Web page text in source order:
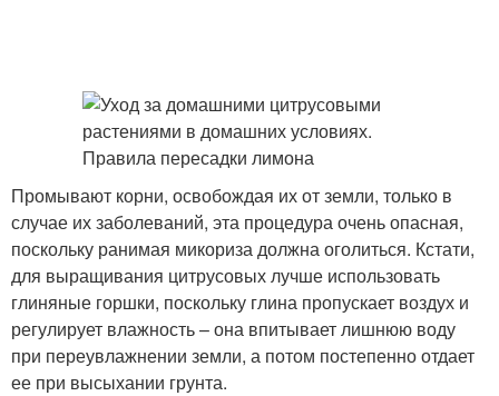
Промывают корни, освобождая их от земли, только в
случае их заболеваний, эта процедура очень опасная,
поскольку ранимая микориза должна оголиться. Кстати,
для выращивания цитрусовых лучше использовать
глиняные горшки, поскольку глина пропускает воздух и
регулирует влажность – она впитывает лишнюю воду
при переувлажнении земли, а потом постепенно отдает
ее при высыхании грунта.